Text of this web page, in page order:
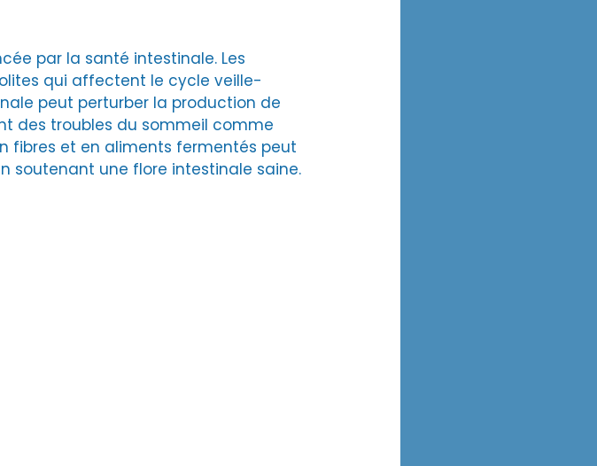
par la santé intestinale. Les
qui affectent le cycle veille-
peut perturber la production de
des troubles du sommeil comme
fibres et en aliments fermentés peut
soutenant une flore intestinale saine.